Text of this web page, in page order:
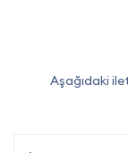
Aşağıdaki